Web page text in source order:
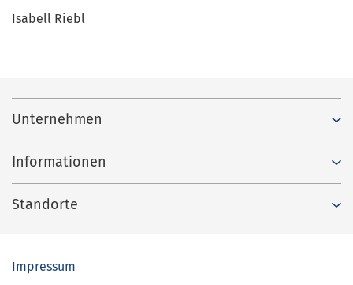
Isabell Riebl
Unternehmen
Informationen
Standorte
Impressum